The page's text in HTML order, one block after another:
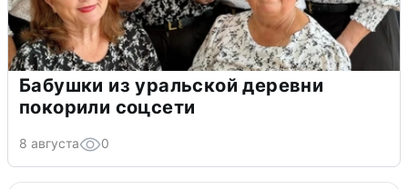
Бабушки из уральской деревни
покорили соцсети
8 августа 0